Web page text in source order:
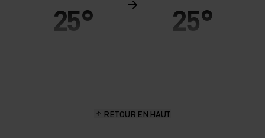
25°
25°
RETOUR EN HAUT